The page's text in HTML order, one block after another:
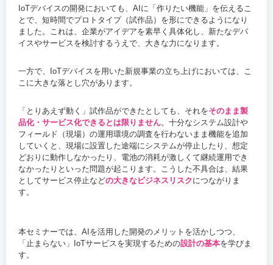
IoTデバイスの開発においても、AIに「作りたい機能」を伝えるこ
とで、短時間でプロトタイプ（試作品）を形にできるようになり
ました。これは、企業がアイデアを素早く具体化し、新たなデバ
イスやサービスを検討するうえで、大きな力になります。
一方で、IoTデバイスを用いた新規事業の立ち上げにおいては、こ
こに大きな落とし穴があります。
「とりあえず動く」試作品ができたとしても、それをそのまま製
品化・サービス化できるとは限りません。十分なシステム設計や
フィールド（現場）の運用環境の調査を行わないまま機能を追加
していくと、現場に設置した途端にシステムが停止したり、想定
どおりに動作しなかったり、電池の消耗が激しくて継続運用でき
なかったりといった問題が起こります。こうした不具合は、結果
としてサービス停止などの大きなビジネスリスクにつながりま
す。
本セミナーでは、AIを活用した開発のメリットを活かしつつ、
「止まらない」IoTサービスを実現するための設計の基本を学びま
す。